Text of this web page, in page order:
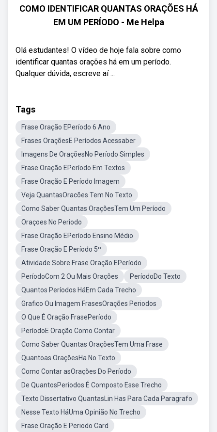
COMO IDENTIFICAR QUANTAS ORAÇÕES HÁ
EM UM PERÍODO - Me Helpa
Olá estudantes! O vídeo de hoje fala sobre como
identificar quantas orações há em um período.
Qualquer dúvida, escreve aí ...
Tags
Frase Oração EPeríodo 6 Ano
Frases OraçõesE Períodos Acessaber
Imagens De OraçõesNo Período Simples
Frase Oração EPeríodo Em Textos
Frase Oração E Período Imagem
Veja QuantasOracões Tem No Texto
Como Saber Quantas OraçõesTem Um Período
Oraçoes No Periodo
Frase Oração EPeríodo Ensino Médio
Frase Oração E Período 5º
Atividade Sobre Frase Oração EPeríodo
PeríodoCom 2 Ou Mais Orações
PeríodoDo Texto
Quantos Períodos HáEm Cada Trecho
Grafico Ou Imagem FrasesOrações Periodos
O Que É Oração FrasePeríodo
PeríodoE Oração Como Contar
Como Saber Quantas OraçõesTem Uma Frase
Quantoas OraçõesHa No Texto
Como Contar asOrações Do Período
De QuantosPeriodos É Composto Esse Trecho
Texto Dissertativo QuantasLin Has Para Cada Paragrafo
Nesse Texto HáUma Opinião No Trecho
Frase Oração E Periodo Card